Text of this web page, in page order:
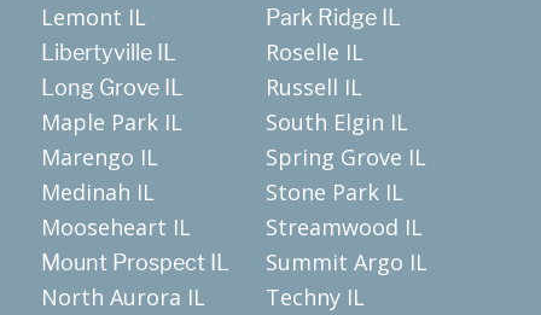
Lemont IL
Libertyville IL
Long Grove IL
Maple Park IL
Marengo IL
Medinah IL
Mooseheart IL
Mount Prospect IL
North Aurora IL
Park Ridge IL
Roselle IL
Russell IL
South Elgin IL
Spring Grove IL
Stone Park IL
Streamwood IL
Summit Argo IL
Techny IL